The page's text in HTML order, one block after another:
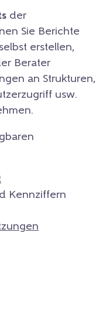
der
Sie Berichte
erstellen,
Berater
an Strukturen,
usw.
Kennziffern